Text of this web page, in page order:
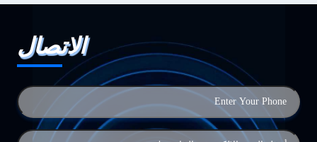
الاتصال